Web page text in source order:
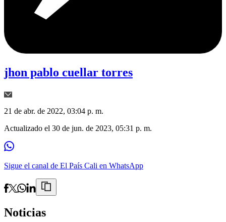
jhon pablo cuellar torres
21 de abr. de 2022, 03:04 p. m.
Actualizado el 30 de jun. de 2023, 05:31 p. m.
Sigue el canal de El País Cali en WhatsApp
Noticias